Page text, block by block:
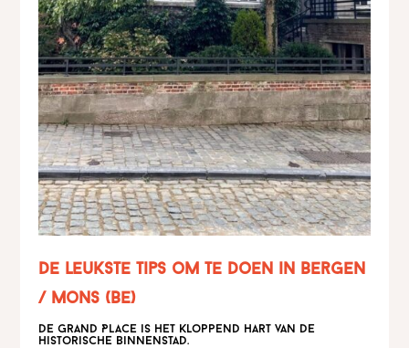
De leukste tips om te doen in Bergen
/ Mons (BE)
De Grand Place is het kloppend hart van de
historische binnenstad.